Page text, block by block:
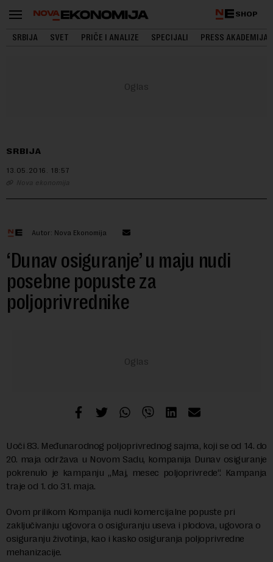
SHOP
SRBIJA SVET PRIČE I ANALIZE SPECIJALI PRESS AKADEMIJA
SRBIJA
13.05.2016. 18:57
Nova ekonomija
Autor: Nova Ekonomija
‘Dunav osiguranje’ u maju nudi
posebne popuste za
poljoprivrednike
Uoči 83. Međunarodnog poljoprivrednog sajma, koji se od 14. do
20. maja održava u Novom Sadu, kompanija Dunav osiguranje
pokrenulo je kampanju „Maj, mesec poljoprivrede“. Kampanja
traje od 1. do 31. maja.
Ovom prilikom Kompanija nudi komercijalne popuste pri
zaključivanju ugovora o osiguranju useva i plodova, ugovora o
osiguranju životinja, kao i kasko osiguranja poljoprivredne
mehanizacije.